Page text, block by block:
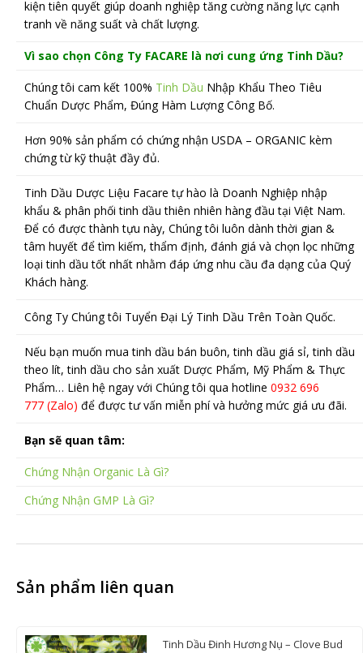
kiện tiên quyết giúp doanh nghiệp tăng cường năng lực cạnh
tranh về năng suất và chất lượng.
Vì sao chọn Công Ty FACARE là nơi cung ứng Tinh Dầu?
Chúng tôi cam kết 100% Tinh Dầu Nhập Khẩu Theo Tiêu
Chuẩn Dược Phẩm, Đúng Hàm Lượng Công Bố.
Hơn 90% sản phẩm có chứng nhận USDA – ORGANIC kèm
chứng từ kỹ thuật đầy đủ.
Tinh Dầu Dược Liệu Facare tự hào là Doanh Nghiệp nhập
khẩu & phân phối tinh dầu thiên nhiên hàng đầu tại Việt Nam.
Để có được thành tựu này, Chúng tôi luôn dành thời gian &
tâm huyết để tìm kiếm, thẩm định, đánh giá và chọn lọc những
loại tinh dầu tốt nhất nhằm đáp ứng nhu cầu đa dạng của Quý
Khách hàng.
Công Ty Chúng tôi Tuyển Đại Lý Tinh Dầu Trên Toàn Quốc.
Nếu bạn muốn mua tinh dầu bán buôn, tinh dầu giá sỉ, tinh dầu
theo lít, tinh dầu cho sản xuất Dược Phẩm, Mỹ Phẩm & Thực
Phẩm… Liên hệ ngay với Chúng tôi qua hotline 0932 696
777 (Zalo) để được tư vấn miễn phí và hưởng mức giá ưu đãi.
Bạn sẽ quan tâm:
Chứng Nhận Organic Là Gì?
Chứng Nhận GMP Là Gì?
Sản phẩm liên quan
Tinh Dầu Đinh Hương Nụ – Clove Bud